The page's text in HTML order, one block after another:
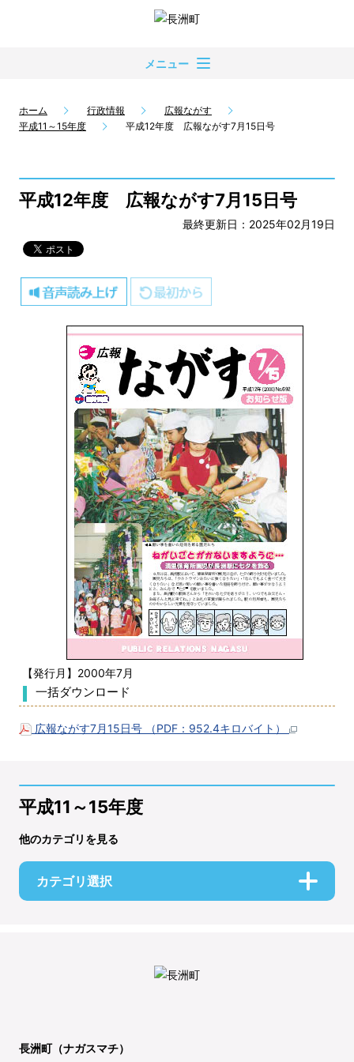
メニュー
ホーム 行政情報
広報ながす
平成11～15年度
平成12年度 広報ながす7月15日号
平成12年度 広報ながす7月15日号
最終更新日：2025年02月19日
【発行月】2000年7月
一括ダウンロード
広報ながす7月15日号 （PDF：952.4キロバイト）
平成11～15年度
他のカテゴリを見る
カテゴリ選択
長洲町（ナガスマチ）